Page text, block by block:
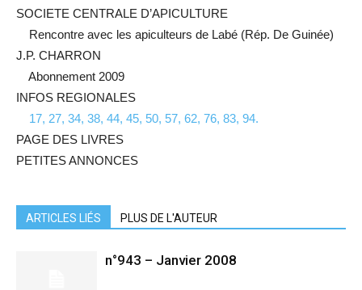
SOCIETE CENTRALE D’APICULTURE
Rencontre avec les apiculteurs de Labé (Rép. De Guinée)
J.P. CHARRON
Abonnement 2009
INFOS REGIONALES
17, 27, 34, 38, 44, 45, 50, 57, 62, 76, 83, 94.
PAGE DES LIVRES
PETITES ANNONCES
ARTICLES LIÉS PLUS DE L'AUTEUR
n°943 – Janvier 2008